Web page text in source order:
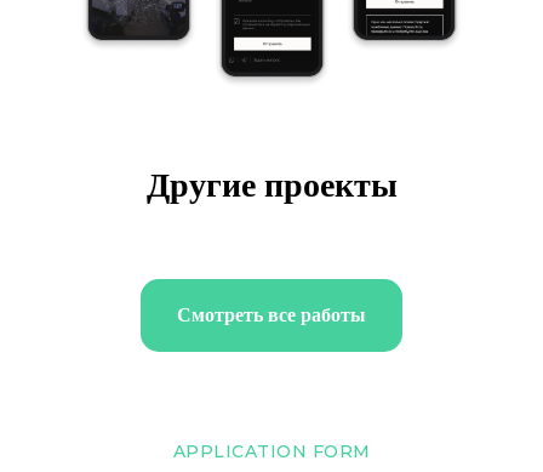
Другие проекты
Смотреть все работы
APPLICATION FORM